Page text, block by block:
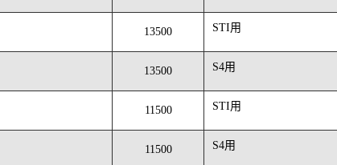
13500 STI用
13500 S4用
11500 STI用
11500 S4用